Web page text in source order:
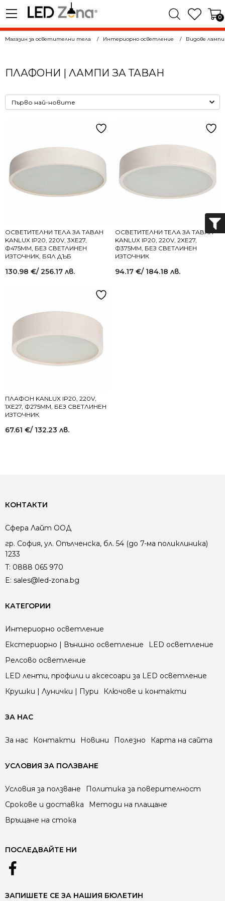
0
Магазин за осветителни тела Интериорно осветление Видове
ПЛАФОНИ | ЛАМПИ ЗА ТАВАН
ОСВЕТИТЕЛНИ ТЕЛА ЗА ТАВАН
KANLUX IP20, 220V, 3XE27,
Ф475MM, БЕЗ СВЕТЛИНЕН
ИЗТОЧНИК, БЯЛ ДЪБ
130.98 €/ 256.17 лв.
ОСВЕТИТЕЛНИ ТЕЛА ЗА ТАВАН
KANLUX IP20, 220V, 2XE27,
Ф375MM, БЕЗ СВЕТЛИНЕН
ИЗТОЧНИК
94.17 €/ 184.18 лв.
ПЛАФОН KANLUX IP20, 220V,
1XE27, Ф275MM, БЕЗ СВЕТЛИНЕН
ИЗТОЧНИК
67.61 €/ 132.23 лв.
КОНТАКТИ
Сфера Лайт ООД
гр. София, ул. Опълченска, бл. 54 (до 7-ма поликлиника)
1233
T: 0888 065 970
E: sales@led-zona.bg
КАТЕГОРИИ
Интериорно осветление
Екстериорно | Външно осветление
LED осветление
Релсово осветление
LED ленти, профили и аксесоари за LED осветление
Крушки | Лунички | Пури
Ключове и контакти
ЗА НАС
За нас Контакти Новини Полезно Карта на сайта
УСЛОВИЯ ЗА ПОЛЗВАНЕ
Условия за ползване
Политика за поверителност
Срокове и доставка
Методи на плащане
Връщане на стока
ПОСЛЕДВАЙТЕ НИ
ЗАПИШЕТЕ СЕ ЗА НАШИЯ БЮЛЕТИН